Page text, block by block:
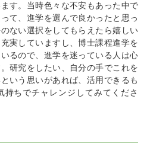
す。当時色々な不安もあった中で
て、進学を選んで良かったと思っ
ない選択をしてもらえたら嬉しい
実していますし、博士課程進学を
るので、進学を迷っている人は心
研究をしたい、自分の手でこれを
いう思いがあれば、活用できるも
ちでチャレンジしてみてくださ